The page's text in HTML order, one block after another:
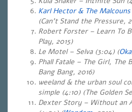
Karl Hector & The Malcouns
(Can’t Stand the Pressure,
Robert Forster – Learn To
Play, 2015)
Le Motel – Selva (3:04) (Oka
Phall Fatale – The Girl, The
Bang Bang, 2016)
weeland & the urban soul
simple (4:10) (The Golden
Dexter Story – Without an